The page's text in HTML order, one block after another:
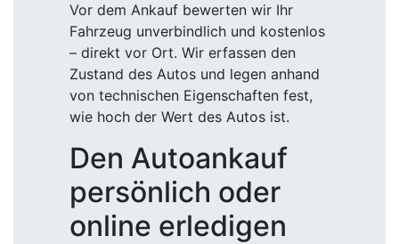
Vor dem Ankauf bewerten wir Ihr
Fahrzeug unverbindlich und kostenlos
– direkt vor Ort. Wir erfassen den
Zustand des Autos und legen anhand
von technischen Eigenschaften fest,
wie hoch der Wert des Autos ist.
Den Autoankauf
persönlich oder
online erledigen